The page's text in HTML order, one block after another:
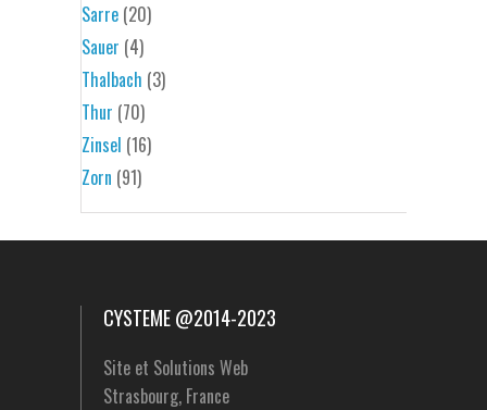
Sarre (20)
Sauer (4)
Thalbach (3)
Thur (70)
Zinsel (16)
Zorn (91)
CYSTEME @2014-2023
Site et Solutions Web
Strasbourg, France